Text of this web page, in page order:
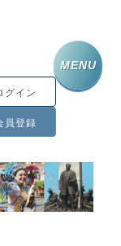
グイン
員登録
MENU